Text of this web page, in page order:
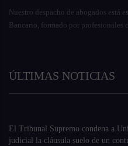
Nuestro despacho de abogados está
Bancario, formado por profesionales
ÚLTIMAS NOTICIAS
El Tribunal Supremo condena a
judicial la cláusula suelo de un